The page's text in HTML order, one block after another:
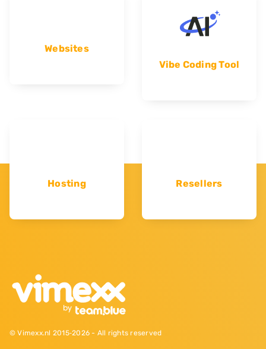
Websites
Vibe Coding Tool
Hosting Resellers
© Vimexx.nl 2015‐2026 - All rights reserved